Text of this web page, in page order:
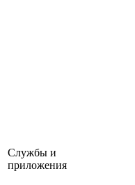
Службы и
приложения